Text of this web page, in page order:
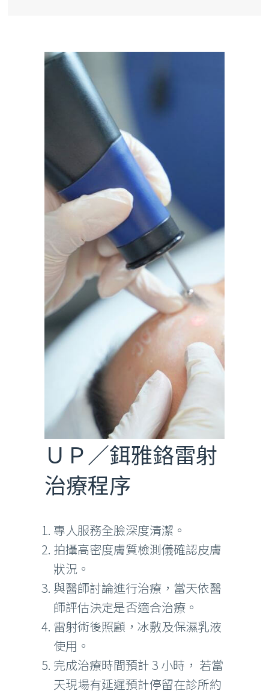
ＵＰ／鉺雅鉻雷射
治療程序
專人服務全臉深度清潔。
拍攝高密度膚質檢測儀確認皮膚
狀況。
與醫師討論進行治療，當天依醫
師評估決定是否適合治療。
雷射術後照顧，冰敷及保濕乳液
使用。
完成治療時間預計 3 小時， 若當
天現場有延遲預計停留在診所約